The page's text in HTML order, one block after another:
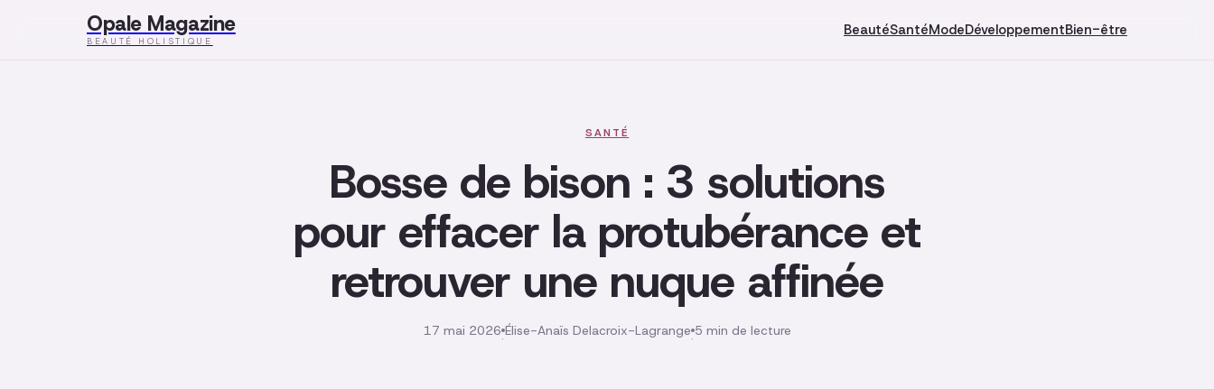
Opale Magazine
BEAUTÉ HOLISTIQUE
BeautéSantéModeDéveloppementBien-être
SANTÉ
Bosse de bison : 3 solutions
pour effacer la protubérance et
retrouver une nuque affinée
17 mai 2026·Élise-Anaïs Delacroix-Lagrange·5 min de lecture